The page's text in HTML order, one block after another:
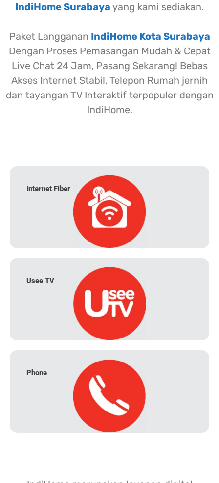
IndiHome Surabaya yang kami sediakan.
Paket Langganan IndiHome Kota Surabaya
Dengan Proses Pemasangan Mudah & Cepat
Live Chat 24 Jam, Pasang Sekarang! Bebas
Akses Internet Stabil, Telepon Rumah jernih
dan tayangan TV Interaktif terpopuler dengan
IndiHome.
Internet Fiber
Usee TV
Phone